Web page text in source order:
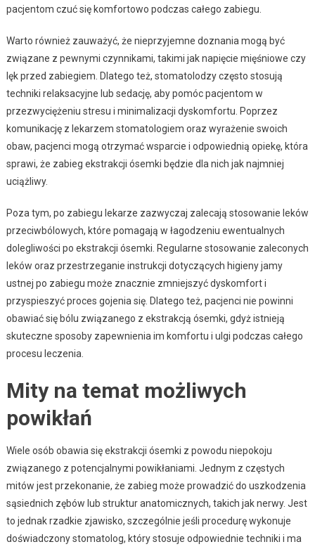
pacjentom czuć się komfortowo podczas całego zabiegu.
Warto również zauważyć, że nieprzyjemne doznania mogą być
związane z pewnymi czynnikami, takimi jak napięcie mięśniowe czy
lęk przed zabiegiem. Dlatego też, stomatolodzy często stosują
techniki relaksacyjne lub sedację, aby pomóc pacjentom w
przezwyciężeniu stresu i minimalizacji dyskomfortu. Poprzez
komunikację z lekarzem stomatologiem oraz wyrażenie swoich
obaw, pacjenci mogą otrzymać wsparcie i odpowiednią opiekę, która
sprawi, że zabieg ekstrakcji ósemki będzie dla nich jak najmniej
uciążliwy.
Poza tym, po zabiegu lekarze zazwyczaj zalecają stosowanie leków
przeciwbólowych, które pomagają w łagodzeniu ewentualnych
dolegliwości po ekstrakcji ósemki. Regularne stosowanie zaleconych
leków oraz przestrzeganie instrukcji dotyczących higieny jamy
ustnej po zabiegu może znacznie zmniejszyć dyskomfort i
przyspieszyć proces gojenia się. Dlatego też, pacjenci nie powinni
obawiać się bólu związanego z ekstrakcją ósemki, gdyż istnieją
skuteczne sposoby zapewnienia im komfortu i ulgi podczas całego
procesu leczenia.
Mity na temat możliwych
powikłań
Wiele osób obawia się ekstrakcji ósemki z powodu niepokoju
związanego z potencjalnymi powikłaniami. Jednym z częstych
mitów jest przekonanie, że zabieg może prowadzić do uszkodzenia
sąsiednich zębów lub struktur anatomicznych, takich jak nerwy. Jest
to jednak rzadkie zjawisko, szczególnie jeśli procedurę wykonuje
doświadczony stomatolog, który stosuje odpowiednie techniki i ma